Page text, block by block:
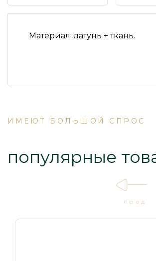
Материал: латунь + ткань.
ИМЕЮТ БОЛЬШОЙ СПРОС
популярные
пред